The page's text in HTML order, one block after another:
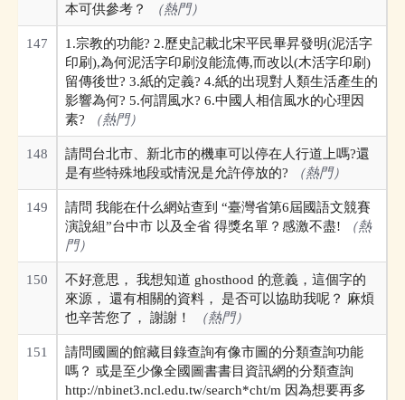
本可供參考？
（熱門）
147
1.宗教的功能? 2.歷史記載北宋平民畢昇發明(泥活字
印刷),為何泥活字印刷沒能流傳,而改以(木活字印刷)
留傳後世? 3.紙的定義? 4.紙的出現對人類生活產生的
影響為何? 5.何謂風水? 6.中國人相信風水的心理因
素?
（熱門）
148
請問台北市、新北市的機車可以停在人行道上嗎?還
是有些特殊地段或情況是允許停放的?
（熱門）
149
請問 我能在什么網站查到 “臺灣省第6屆國語文競賽
演說組”台中市 以及全省 得獎名單？感激不盡!
（熱
門）
150
不好意思， 我想知道 ghosthood 的意義，這個字的
來源， 還有相關的資料， 是否可以協助我呢？ 麻煩
也辛苦您了， 謝謝！
（熱門）
151
請問國圖的館藏目錄查詢有像市圖的分類查詢功能
嗎？ 或是至少像全國圖書書目資訊網的分類查詢
http://nbinet3.ncl.edu.tw/search*cht/m 因為想要再多